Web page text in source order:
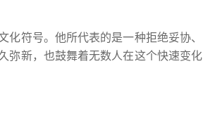
符号。他所代表的是一种拒绝妥协、
弥新，也鼓舞着无数人在这个快速变化